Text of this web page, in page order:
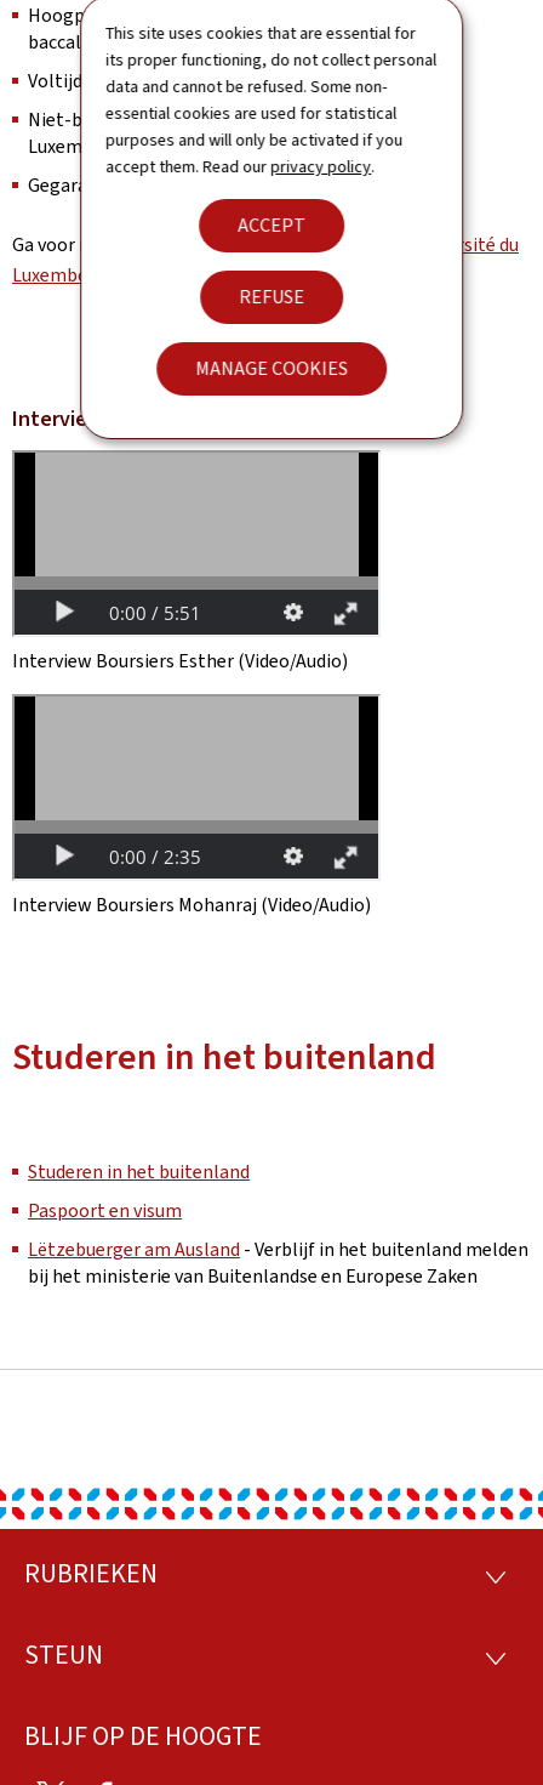
This site uses cookies that are essential for
its proper functioning, do not collect personal
data and cannot be refused. Some non-
essential cookies are used for statistical
purposes and will only be activated if you
accept them. Read ourprivacy policy.
ACCEPT
REFUSE
MANAGE COOKIES
Hoogpresterende studenten met een
baccalaureaatopleiding
Voltijdstudenten
Niet-begunstigden van de financiële steun van de
Luxemburgse staat voor hoger onderwijs
Gegarandeerde huisvesting
Ga voor meer informatie naar de website van
de Université du
Luxembourg
Interview Boursiers Guillaume Dupaix
Interview Boursiers Esther (Video/Audio)
Interview Boursiers Mohanraj (Video/Audio)
Studeren in het buitenland
Studeren in het buitenland
Paspoort en visum
Lëtzebuerger am Ausland - Verblijf in het buitenland melden
bij het ministerie van Buitenlandse en Europese Zaken
Footer
RUBRIEKEN
STEUN STEUN
BLIJF OP DE HOOGTE